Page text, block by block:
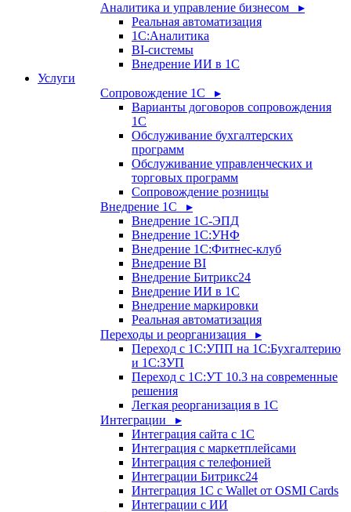
Аналитика и управление бизнесом ▸
Реальная автоматизация
1С:Аналитика
BI-системы
Внедрение ИИ в 1С
Услуги
Сопровождение 1С ▸
Варианты договоров сопровождения
1С
Обслуживание бухгалтерских
программ
Обслуживание управленческих и
торговых программ
Сопровождение розницы
Внедрение 1С ▸
Внедрение 1С-ЭПД
Внедрение 1С:УНФ
Внедрение 1С:Фитнес-клуб
Внедрение BI
Внедрение Битрикс24
Внедрение ИИ в 1С
Внедрение маркировки
Реальная автоматизация
Переходы и реорганизация ▸
Переход с 1С:УПП на 1С:Бухгалтерию
и 1С:ЗУП
Переход с 1С:УТ 10.3 на современные
решения
Легкая реорганизация в 1С
Интеграции ▸
Интеграция сайта с 1С
Интеграция с маркетплейсами
Интеграция с телефонией
Интеграции Битрикс24
Интеграция 1С с Wallet от OSMI Cards
Интеграции с ИИ